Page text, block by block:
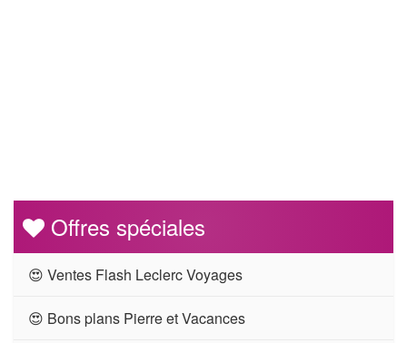
Offres spéciales
😍 Ventes Flash Leclerc Voyages
😍 Bons plans Pierre et Vacances